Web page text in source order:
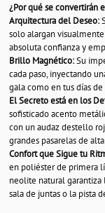
¿Por qué se convertirán
Arquitectura del Deseo:
solo alargan
absoluta confianza y
Brillo Magnético:Su
cada paso, inyectando
gala como en tus días
El Secreto está en los
sofisticado acento
con un audaz destello
grandes pasarelas de
Confort que Sigue tu
en poliéster de primera
neolite natural garantiza
sala de juntas o la pista